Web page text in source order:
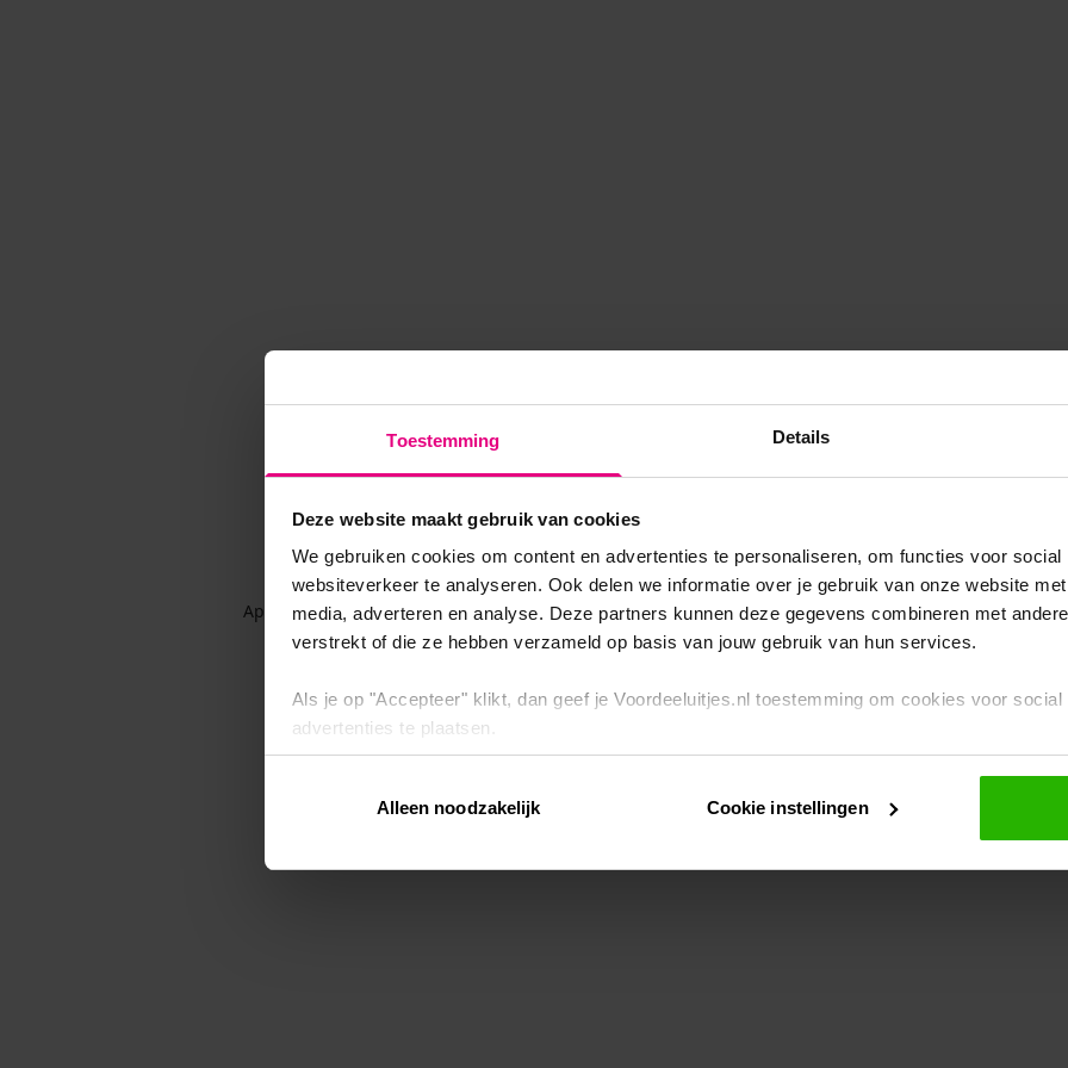
Toestemming Details
Deze website maakt gebruik van cookies
We gebruiken cookies om content en advertenties te personaliseren, om functies voor
websiteverkeer te analyseren. Ook delen we informatie over je gebruik van onze website
media, adverteren en analyse. Deze partners kunnen deze gegevens combineren met
verstrekt of die ze hebben verzameld op basis van jouw gebruik van hun services.
Als je op "Accepteer" klikt, dan geef je Voordeeluitjes.nl toestemming om cookies voor
advertenties te plaatsen.
Via "Cookie instellingen" kun je ook zelf instellen welke cookies worden geplaatst. Je kunt je
intrekken op onscookiebeleid.
Alleen noodzakelijk Cookie instellingen
Application error: a client-side exception has occurred while loadingwww.voordeeluitjes.nl (see the